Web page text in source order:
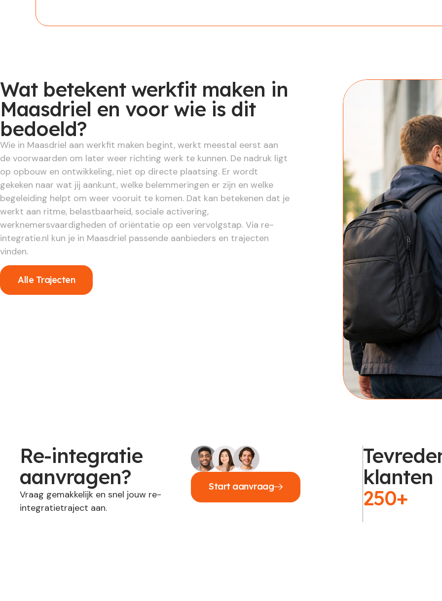
Wat betekent werkfit maken in
Maasdriel en voor wie is dit
bedoeld?
Wie in Maasdriel aan werkfit maken begint, werkt meestal eerst aan
de voorwaarden om later weer richting werk te kunnen. De nadruk ligt
op opbouw en ontwikkeling, niet op directe plaatsing. Er wordt
gekeken naar wat jij aankunt, welke belemmeringen er zijn en welke
begeleiding helpt om weer vooruit te komen. Dat kan betekenen dat je
werkt aan ritme, belastbaarheid, sociale activering,
werknemersvaardigheden of oriëntatie op een vervolgstap. Via re-
integratie.nl kun je in Maasdriel passende aanbieders en trajecten
vinden.
Alle Trajecten
Re-integratie
aanvragen?
Vraag gemakkelijk en snel jouw re-
integratietraject aan.
Start aanvraag
klanten
250+